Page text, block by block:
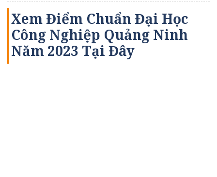
Xem Điểm Chuẩn Đại Học
Công Nghiệp Quảng Ninh
Năm 2023 Tại Đây